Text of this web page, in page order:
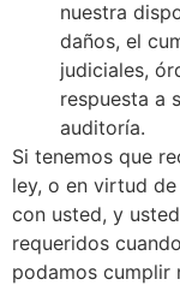
nuestra
daños, el
judiciales,
respuesta a
auditoría.
Si tenemos que
ley, o en virtud
con usted, y
requeridos
podamos cumplir